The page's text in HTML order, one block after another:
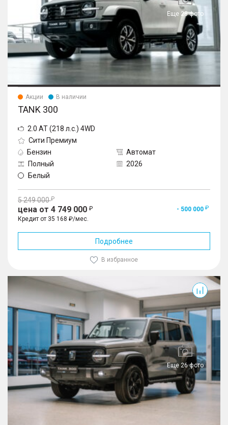
Еще 28 фото
Акции В наличии
TANK 300
2.0 AT (218 л.с.) 4WD
Сити Премиум
Бензин
Автомат
Полный
2026
Белый
5 249 000
цена от 4 749 000
- 500 000
Кредит от 35 168 ₽/мес.
Подробнее
В избранное
Еще 26 фото